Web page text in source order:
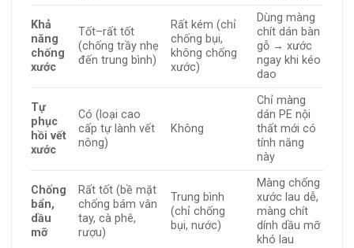
Khả
năng
chống
xước
Tốt–rất tốt
(chống trầy nhẹ
đến trung bình)
Rất kém (chỉ
chống bụi,
không chống
xước)
Dùng màng
chít dán bàn
gỗ → xước
ngay khi kéo
dao
Tự
phục
hồi vết
xước
Có (loại cao
cấp tự lành vết
nông)
Không
Chỉ màng
dán PE nội
thất mới có
tính năng
này
Chống
bẩn,
dầu
mỡ
Rất tốt (bề mặt
chống bám vân
tay, cà phê,
rượu)
Trung bình
(chỉ chống
bụi, nước)
Màng chống
xước lau dễ,
màng chít
dính dầu mỡ
khó lau